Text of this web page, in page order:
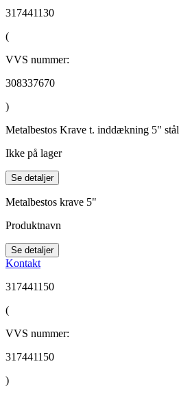
317441130
(
VVS nummer:
308337670
)
Metalbestos Krave t. inddækning 5" stål
Ikke på lager
Se detaljer
Metalbestos krave 5"
Produktnavn
Se detaljer
Kontakt
317441150
(
VVS nummer:
317441150
)